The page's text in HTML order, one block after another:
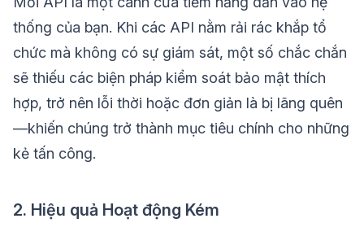
thống của bạn. Khi các API nằm rải rác khắp tổ
chức mà không có sự giám sát, một số chắc chắn
sẽ thiếu các biện pháp kiểm soát bảo mật thích
hợp, trở nên lỗi thời hoặc đơn giản là bị lãng quên
—khiến chúng trở thành mục tiêu chính cho những
kẻ tấn công.
2. Hiệu quả Hoạt động Kém